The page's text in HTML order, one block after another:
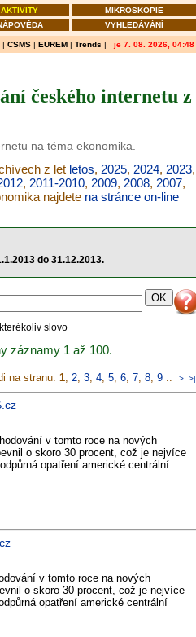
AKTIVITY
MIKROSKOPIE
VYHLEDÁVÁNÍ
| CSMS | EUREM | Trends | je 7. 08. 2026, 04:48
českého internetu z
na téma ekonomika.
z let letos, 2025, 2024, 2023,
, 2011-2010, 2009, 2008, 2007,
najdete na stránce on-line
do 31.12.2013.
kterékoliv slovo
záznamy 1 až 100.
na stranu: 1, 2, 3, 4, 5, 6, 7, 8, 9 .. > >|
v tomto roce na nových
o skoro 30 procent, což je nejvíce
opatření americké centrální
v tomto roce na nových
o skoro 30 procent, což je nejvíce
opatření americké centrální